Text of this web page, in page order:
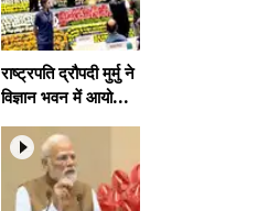
राष्ट्रपति द्रौपदी मुर्मु ने
विज्ञान भवन में आयोजित
आदि कर्मयोगी अभियान
पर राष्ट्रीय कॉन्क्लेव में
मध्यप्रदेश को सम्मानित
किया